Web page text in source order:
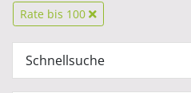
Rate bis 100
Schnellsuche